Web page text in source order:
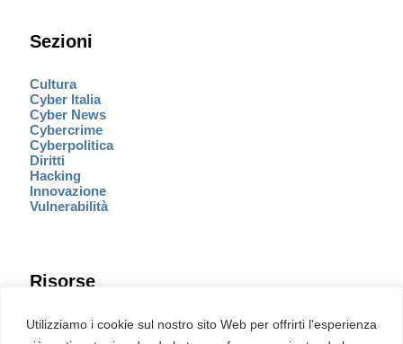
Utilizziamo i cookie sul nostro sito Web per offrirti l'esperienza
Sezioni
Cultura
Cyber Italia
Cyber News
Cybercrime
Cyberpolitica
Diritti
Hacking
Innovazione
Vulnerabilità
Risorse
Eventi
Fumetto Cyber